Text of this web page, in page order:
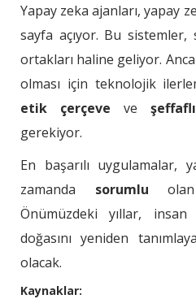
Yapay zeka ajanları, yapay
sayfa açıyor. Bu
ortakları haline geliyor.
olması için teknolojik
etik çerçeve ve
gerekiyor.
En başarılı uygulamalar,
zamanda sorumlu olan
Önümüzdeki yıllar,
doğasını yeniden
olacak.
Kaynaklar: